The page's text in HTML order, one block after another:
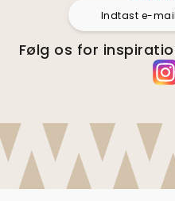
Følg os for